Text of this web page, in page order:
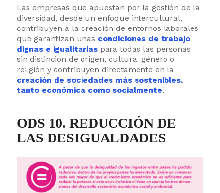
Las empresas que apuestan por la gestión de la
diversidad, desde un enfoque intercultural,
contribuyen a la creación de entornos laborales
que garantizan unas condiciones de trabajo
dignas e igualitariaspara todas las personas
sin distinción de origen, cultura, género o
religión y contribuyen directamente en la
creación de sociedades más sostenibles,
tanto económica como socialmente.
ODS 10. REDUCCIÓN DE
LAS DESIGUALDADES